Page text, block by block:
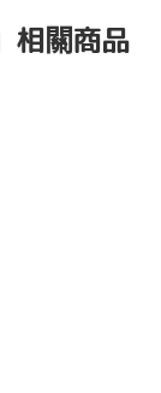
相關商品